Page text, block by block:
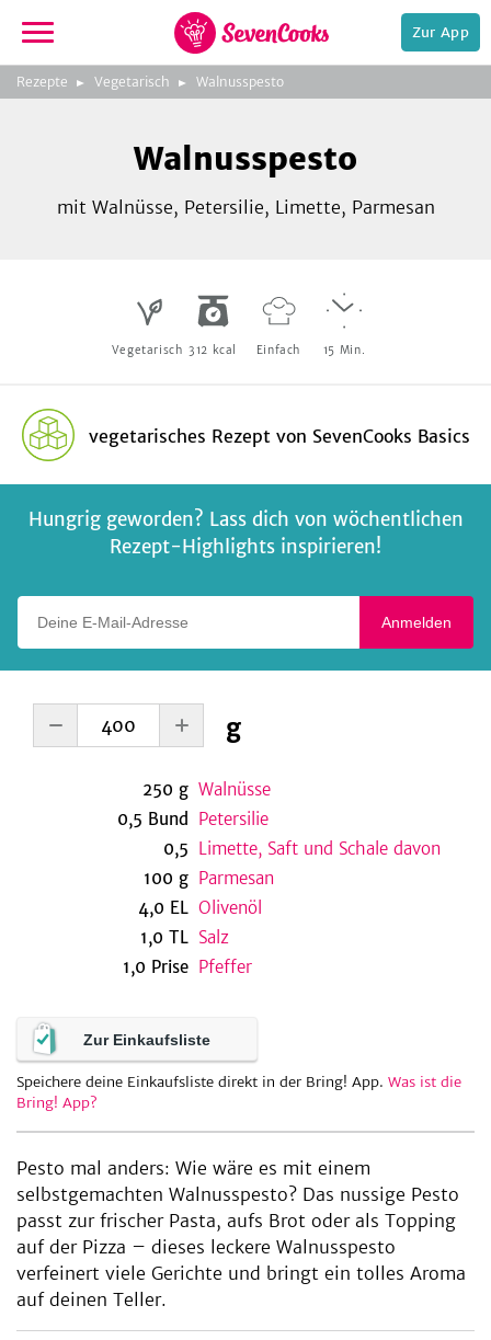
zur
Startseite
Zur App
Rezepte Vegetarisch Walnusspesto
Bild
3
zeigen
Walnusspesto
mit Walnüsse, Petersilie, Limette, Parmesan
Vegetarisch 312 kcal Einfach 15 Min.
vegetarisches Rezept von SevenCooks Basics
Hungrig geworden? Lass dich von wöchentlichen
Rezept-Highlights inspirieren!
Anmelden
g
250 g Walnüsse
0,5 Bund
Petersilie
0,5 Limette, Saft und Schale davon
100 g Parmesan
4,0 EL Olivenöl
1,0 TL Salz
1,0 Prise Pfeffer
Zur Einkaufsliste
Speichere deine Einkaufsliste direkt in der Bring! App. Was ist die
Bring! App?
Pesto mal anders: Wie wäre es mit einem
selbstgemachten Walnusspesto? Das nussige Pesto
passt zur frischer Pasta, aufs Brot oder als Topping
auf der Pizza – dieses leckere Walnusspesto
verfeinert viele Gerichte und bringt ein tolles Aroma
auf deinen Teller.